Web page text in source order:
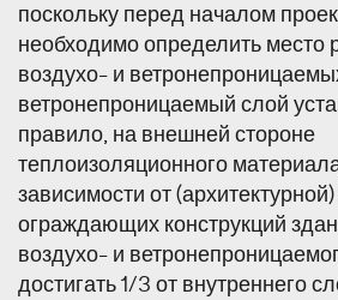
поскольку перед началом
необходимо определить место
воздухо- и
ветронепроницаемый слой
правило, на внешней стороне
теплоизоляционного
зависимости от
ограждающих конструкций
воздухо- и
достигать 1/3 от внутреннего